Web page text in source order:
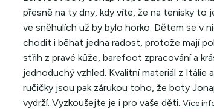
přesně na ty dny, kdy víte, že na tenisky to
ve sněhulích už by bylo horko. Dětem se v
chodit i běhat jedna radost, protože mají
střih z pravé kůže, barefoot zpracování a
jednoduchý vzhled. Kvalitní materiál z Itálie
ručičky jsou pak zárukou toho, že boty
vydrží. Vyzkoušejte je i pro vaše děti. Více